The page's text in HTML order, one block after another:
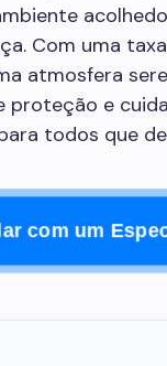
Com uma
atmosfera
e
todos que
com um